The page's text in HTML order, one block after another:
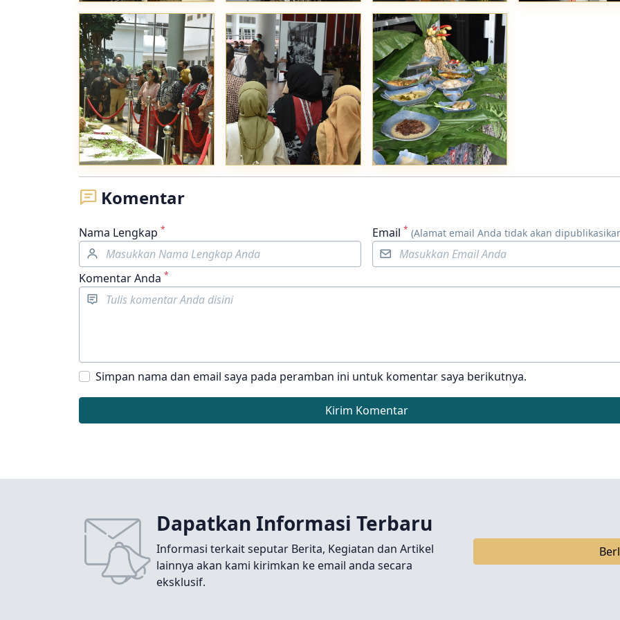
Komentar
Nama Lengkap * Email * (Alamat email Anda tidak akan
Komentar Anda *
Simpan nama dan email saya pada peramban ini untuk komentar saya berikutnya.
Kirim Komentar
Dapatkan Informasi Terbaru
Informasi terkait seputar Berita, Kegiatan dan Artikel
lainnya akan kami kirimkan ke email anda secara
eksklusif.